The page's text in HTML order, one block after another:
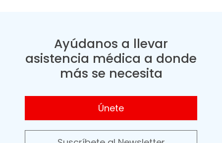
Ayúdanos a llevar
asistencia médica a donde
más se necesita
Únete